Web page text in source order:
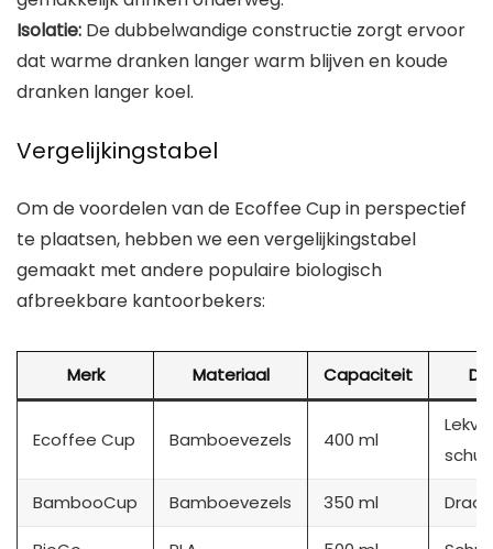
Isolatie: De dubbelwandige constructie zorgt ervoor
dat warme dranken langer warm blijven en koude
dranken langer koel.
Vergelijkingstabel
Om de voordelen van de Ecoffee Cup in perspectief
te plaatsen, hebben we een vergelijkingstabel
gemaakt met andere populaire biologisch
afbreekbare kantoorbekers:
Merk Materiaal Capaciteit
Ecoffee Cup Bamboevezels 400 ml
Lekvrij
BambooCup Bamboevezels 350 ml